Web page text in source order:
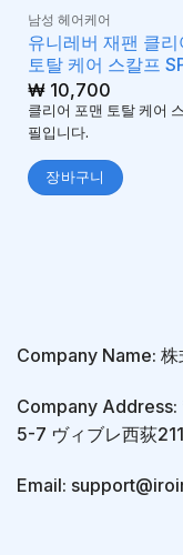
남성 헤어케어
유니레버 재팬 클리
토탈 케어 스칼프
₩10,700
클리어 포맨 토탈 케어
필입니다.
장바구니
Company Name: 株
Company Address:
5-7 ヴィブレ西荻211
Email: